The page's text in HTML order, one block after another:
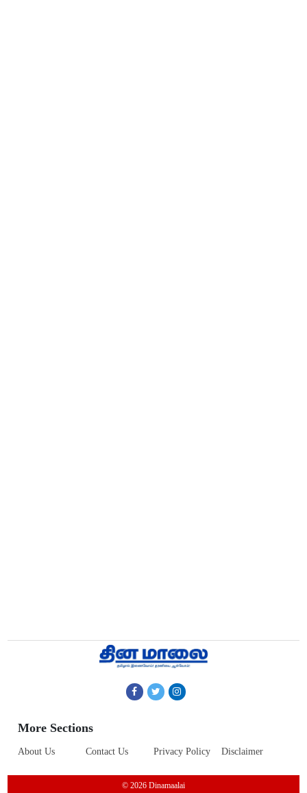
More Sections
About Us Contact Us Privacy Policy Disclaimer
© 2026 Dinamaalai